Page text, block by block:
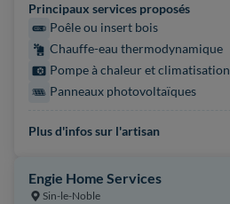
Principaux services proposés
Poêle ou insert bois
Chauffe-eau thermodynamique
Pompe à chaleur et climatisation
Panneaux photovoltaïques
Plus d'infos sur l'artisan
Engie Home Services
Sin-le-Noble